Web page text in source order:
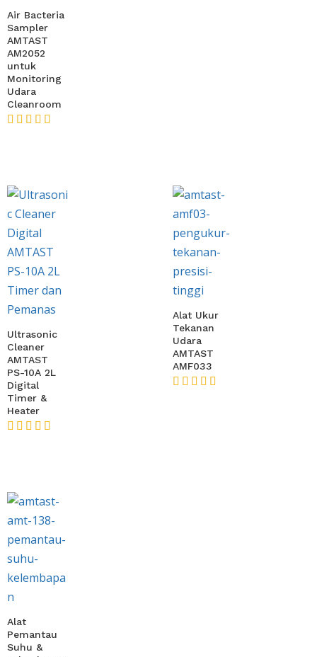
Air Bacteria
Sampler
AMTAST
AM2052
untuk
Monitoring
Udara
Cleanroom
Ultrasonic
Cleaner
AMTAST
PS-10A 2L
Digital
Timer &
Heater
Alat Ukur
Tekanan
Udara
AMTAST
AMF033
Alat
Pemantau
Suhu &